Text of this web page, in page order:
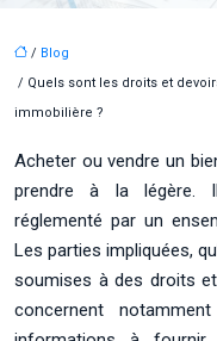
/ Blog
/ Quels sont les droits et
immobilière ?
Acheter ou vendre un
prendre à la légère. Il
réglementé par un
Les parties impliquées,
soumises à des droits
concernent